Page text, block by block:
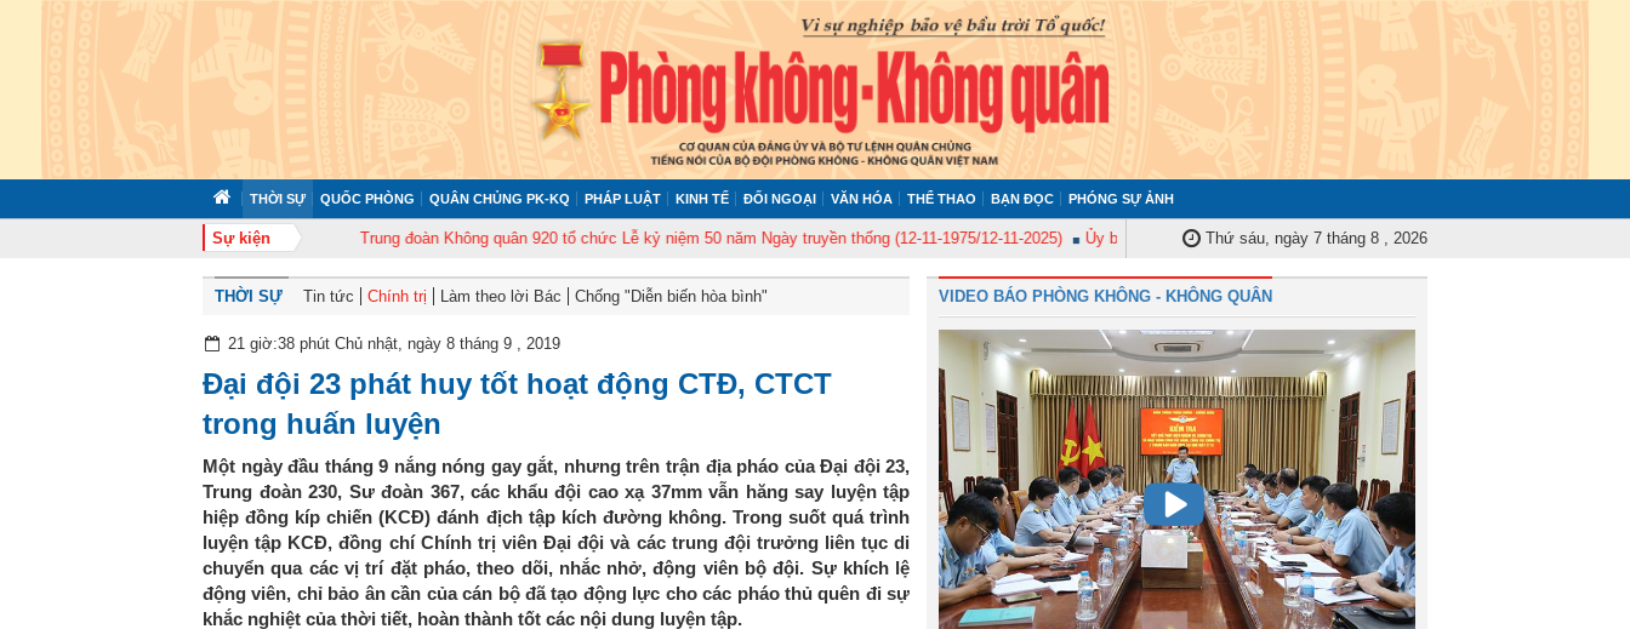
THỜI SỰ QUỐC PHÒNG QUÂN CHỦNG PK-KQ PHÁP LUẬT KINH TẾ ĐỐI NGOẠI VĂN HÓA THỂ THAO BẠN ĐỌC PHÓNG SỰ ẢNH
Sự kiện
372 tổ chức tập huấn cán bộ năm 2026 Trung đoàn Không quân 920 tổ chức Lễ kỷ niệm 50 năm Ngày truyền thống (12-11-1975/12-11-2025) Ủy ban Kiểm tra Quân ủy Trung ương tập huấn nghiệp vụ công tác kiểm tra, giám
Thứ sáu, ngày 7 tháng 8 , 2026
THỜI SỰ Tin tức Chính trị Làm theo lời Bác Chống "Diễn biến hòa bình"
21 giờ:38 phút Chủ nhật, ngày 8 tháng 9 , 2019
Đại đội 23 phát huy tốt hoạt động CTĐ, CTCT
trong huấn luyện
Một ngày đầu tháng 9 nắng nóng gay gắt, nhưng trên trận địa pháo của Đại đội 23,
Trung đoàn 230, Sư đoàn 367, các khẩu đội cao xạ 37mm vẫn hăng say luyện tập
hiệp đồng kíp chiến (KCĐ) đánh địch tập kích đường không. Trong suốt quá trình
luyện tập KCĐ, đồng chí Chính trị viên Đại đội và các trung đội trưởng liên tục di
chuyển qua các vị trí đặt pháo, theo dõi, nhắc nhở, động viên bộ đội. Sự khích lệ
động viên, chỉ bảo ân cần của cán bộ đã tạo động lực cho các pháo thủ quên đi sự
khắc nghiệt của thời tiết, hoàn thành tốt các nội dung luyện tập.
VIDEO BÁO PHÒNG KHÔNG - KHÔNG QUÂN